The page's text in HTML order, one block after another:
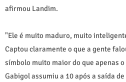
afirmou Landim.
"Ele é muito maduro, muito
Captou claramente o que a gente
símbolo muito maior do que apenas
Gabigol assumiu a 10 após a saída